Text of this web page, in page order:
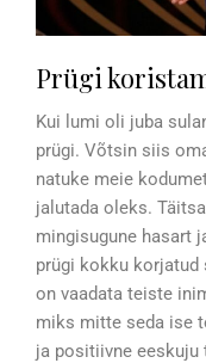
Prügi
Kui lumi oli juba
prügi. Võtsin siis
natuke meie
jalutada oleks.
mingisugune hasart
prügi kokku korjatud
on vaadata teiste
miks mitte seda ise
ja positiivne